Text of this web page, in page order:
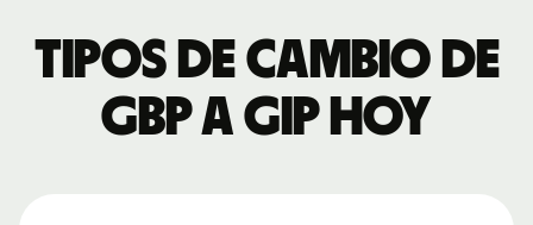
Tipos de cambio de
GBP a GIP hoy